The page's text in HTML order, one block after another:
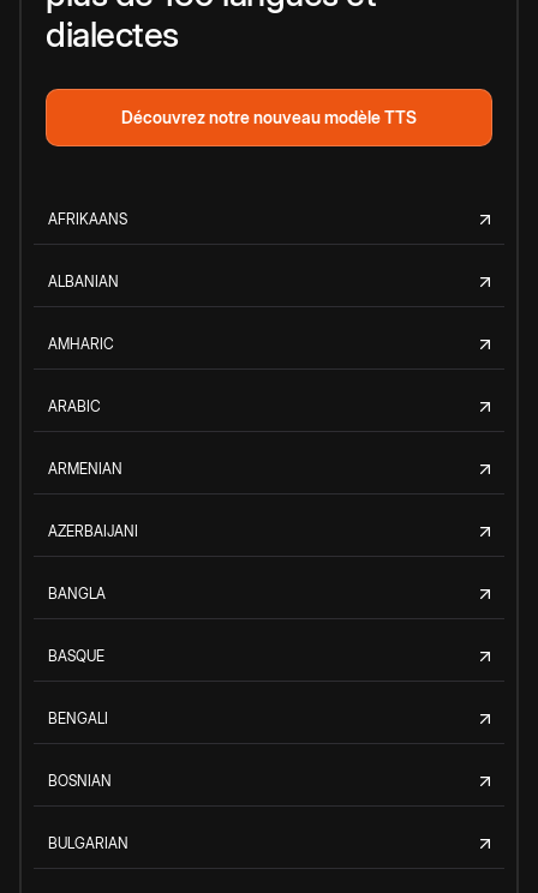
dialectes
Découvrez notre nouveau modèle TTS
AFRIKAANS
ALBANIAN
AMHARIC
ARABIC
ARMENIAN
AZERBAIJANI
BANGLA
BASQUE
BENGALI
BOSNIAN
BULGARIAN